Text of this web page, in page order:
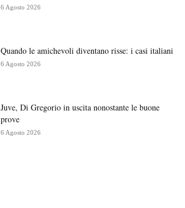
6 Agosto 2026
Quando le amichevoli diventano risse: i casi italiani
6 Agosto 2026
Juve, Di Gregorio in uscita nonostante le buone
prove
6 Agosto 2026